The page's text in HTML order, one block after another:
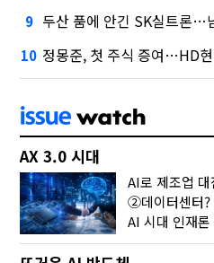
9 두산 품에 안긴 SK실트론…남
10 정몽준, 첫 주식 증여…HD
AX 3.0 시대
②데이터센터?